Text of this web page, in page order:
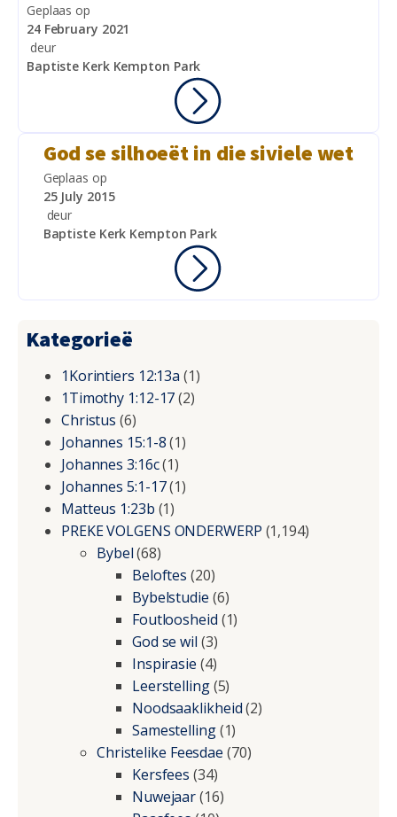
Geplaas op
24 February 2021
deur
Baptiste Kerk Kempton Park
God se silhoeët in die siviele wet
Geplaas op
25 July 2015
deur
Baptiste Kerk Kempton Park
Kategorieë
1Korintiers 12:13a (1)
1Timothy 1:12-17(2)
Christus (6)
Johannes 15:1-8(1)
Johannes 3:16c(1)
Johannes 5:1-17(1)
Matteus 1:23b (1)
PREKE VOLGENS ONDERWERP (1,194)
Bybel(68)
Beloftes (20)
Bybelstudie (6)
Foutloosheid (1)
God se wil (3)
Inspirasie (4)
Leerstelling(5)
Noodsaaklikheid(2)
Samestelling(1)
Christelike Feesdae (70)
Kersfees (34)
Nuwejaar(16)